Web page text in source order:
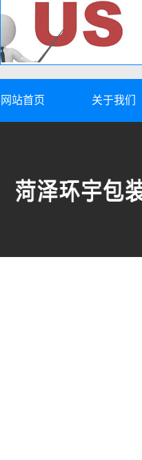
网站首页 关于我们